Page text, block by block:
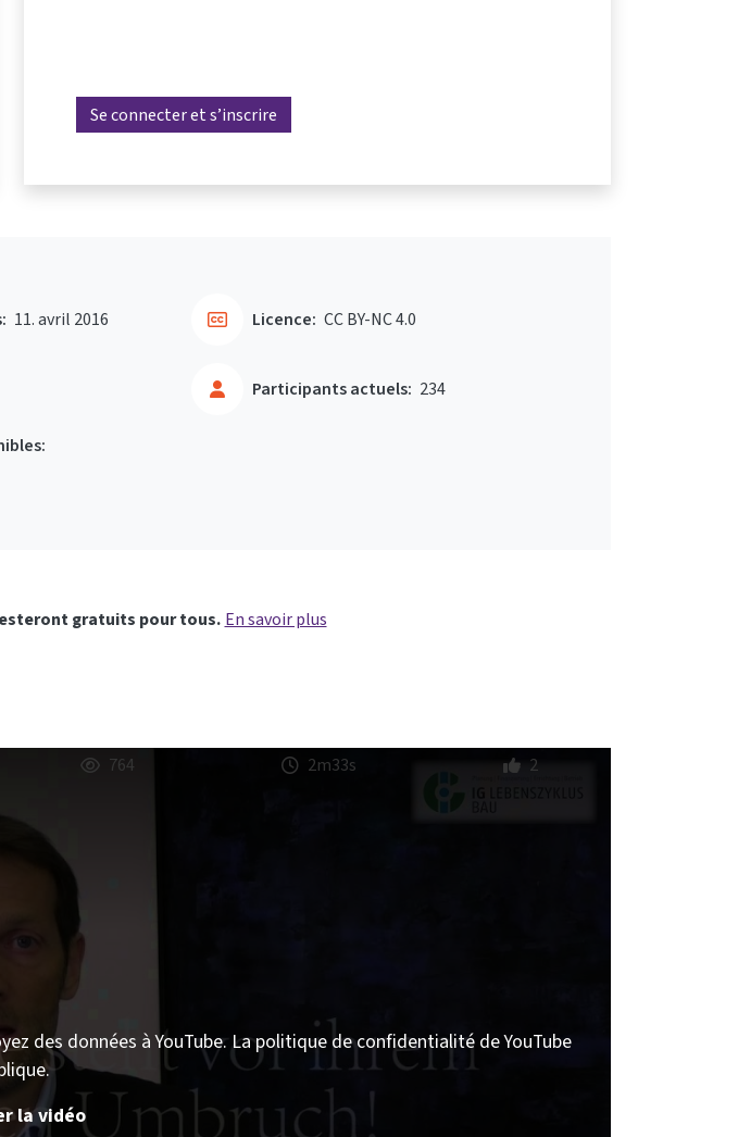
Se connecter et s’inscrire
11. avril 2016
Participants actuels: 234
Licence: CC BY-NC 4.0
gratuits pour tous. En savoir plus
764 2m33s 2
des données à YouTube. La politique de confidentialité de YouTube
la vidéo